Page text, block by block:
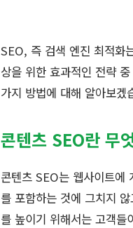
SEO, 즉 검색 엔진 최적화
상을 위한 효과적인 전략
가지 방법에 대해 알아보겠
콘텐츠 SEO란 무
콘텐츠 SEO는 웹사이트에
를 포함하는 것에 그치지
를 높이기 위해서는 고객